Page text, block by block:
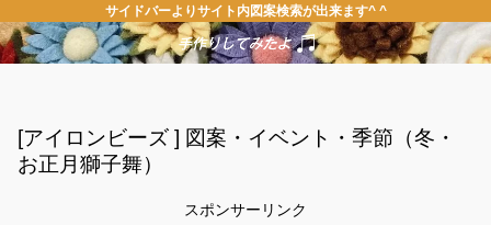
サイドバーよりサイト内図案検索が出来ます^ ^
[アイロンビーズ ] 図案・イベント・季節（冬・
お正月獅子舞）
スポンサーリンク